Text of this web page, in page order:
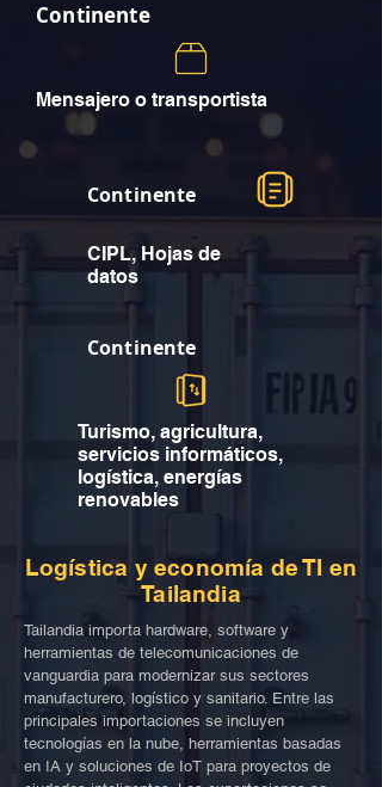
Continente
Mensajero o transportista
Continente
CIPL, Hojas de
datos
Continente
Turismo, agricultura,
servicios informáticos,
logística, energías
renovables
Logística y economía de TI en
Tailandia
Tailandia importa hardware, software y
herramientas de telecomunicaciones de
vanguardia para modernizar sus sectores
manufacturero, logístico y sanitario. Entre las
principales importaciones se incluyen
tecnologías en la nube, herramientas basadas
en IA y soluciones de IoT para proyectos de